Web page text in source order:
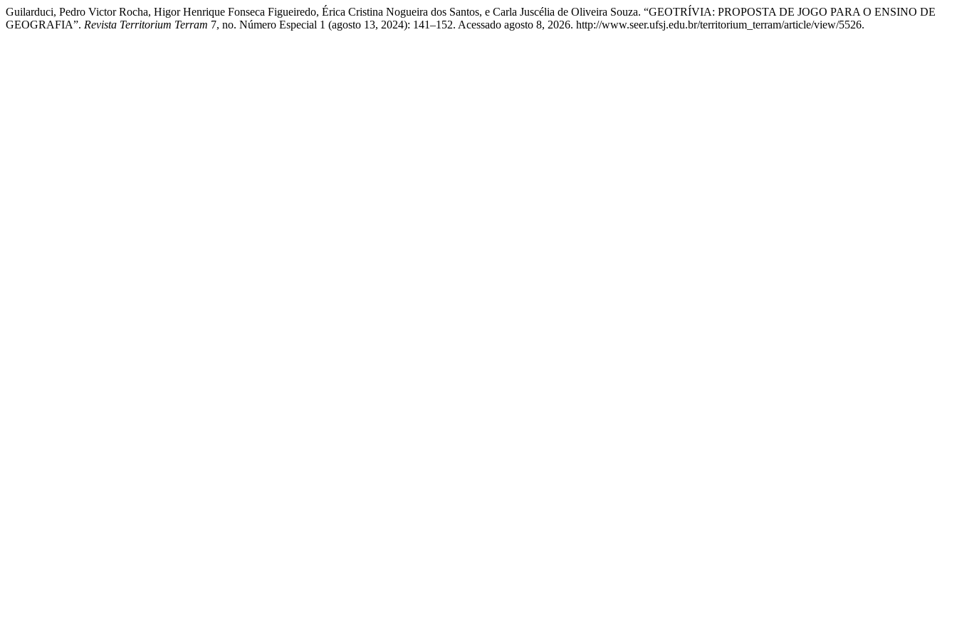
Guilarduci, Pedro Victor Rocha, Higor Henrique Fonseca Figueiredo, Érica Cristina Nogueira dos Santos, e Carla Juscélia de Oliveira Souza. “GEOTRÍVIA: PROPOSTA DE JOGO PARA O ENSINO DE
GEOGRAFIA”. Revista Territorium Terram 7, no. Número Especial 1 (agosto 13, 2024): 141–152. Acessado agosto 8, 2026. http://www.seer.ufsj.edu.br/territorium_terram/article/view/5526.